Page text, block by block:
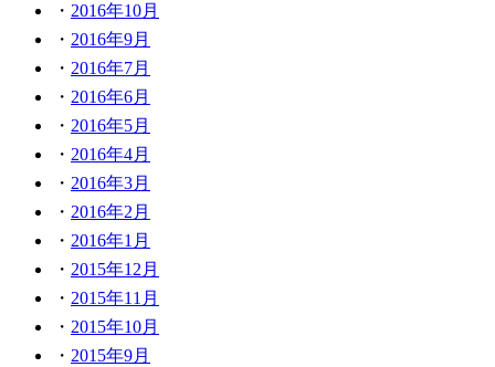
2016年10月
2016年9月
2016年7月
2016年6月
2016年5月
2016年4月
2016年3月
2016年2月
2016年1月
2015年12月
2015年11月
2015年10月
2015年9月